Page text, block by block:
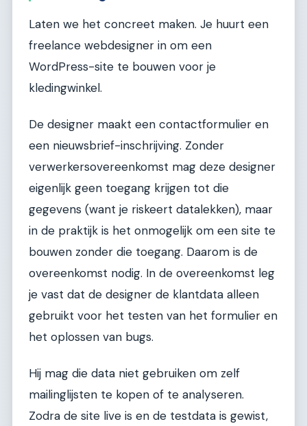
Laten we het concreet maken. Je huurt een
freelance webdesigner in om een
WordPress-site te bouwen voor je
kledingwinkel.
De designer maakt een contactformulier en
een nieuwsbrief-inschrijving. Zonder
verwerkersovereenkomst mag deze designer
eigenlijk geen toegang krijgen tot die
gegevens (want je riskeert datalekken), maar
in de praktijk is het onmogelijk om een site te
bouwen zonder die toegang. Daarom is de
overeenkomst nodig. In de overeenkomst leg
je vast dat de designer de klantdata alleen
gebruikt voor het testen van het formulier en
het oplossen van bugs.
Hij mag die data niet gebruiken om zelf
mailinglijsten te kopen of te analyseren.
Zodra de site live is en de testdata is gewist,